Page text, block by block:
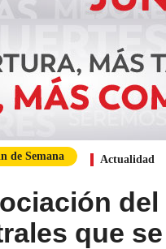
de Semana Actualidad
que